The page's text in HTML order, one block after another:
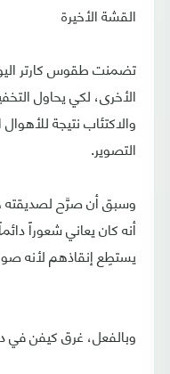
القشة الأخيرة
تضمنت طقوس كارتر
الأخرى، لكي يحاول
والاكتئاب نتيجة
التصوير.
وسبق أن صرَّح لصديقته
أنه كان يعاني شعوراً
يستطِع إنقاذهم لأنه
وبالفعل، غرق كيفن في